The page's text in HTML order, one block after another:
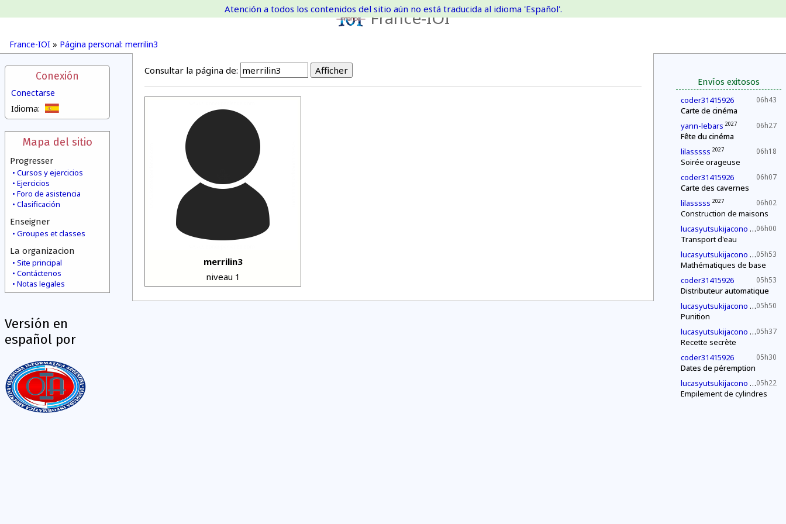
France-IOI
France-IOI » Página personal: merrilin3
Atención a todos los contenidos del sitio aún no está traducida al idioma 'Español'.
Conexión
Conectarse
Idioma:
Mapa del sitio
Progresser
Cursos y ejercicios
Ejercicios
Foro de asistencia
Clasificación
Enseigner
Groupes et classes
La organizacion
Site principal
Contáctenos
Notas legales
Versión en
español por
Envíos exitosos
06h43
coder31415926
Carte de cinéma
06h27
yann-lebars 2027
Fête du cinéma
06h18
lilasssss 2027
Soirée orageuse
06h07
coder31415926
Carte des cavernes
06h02
lilasssss 2027
Construction de maisons
06h00
lucasyutsukijacono 2030
Transport d'eau
05h53
lucasyutsukijacono 2030
Mathématiques de base
05h53
coder31415926
Distributeur automatique
05h50
lucasyutsukijacono 2030
Punition
05h37
lucasyutsukijacono 2030
Recette secrète
05h30
coder31415926
Dates de péremption
05h22
lucasyutsukijacono 2030
Empilement de cylindres
Consultar la página de:
merrilin3
niveau 1